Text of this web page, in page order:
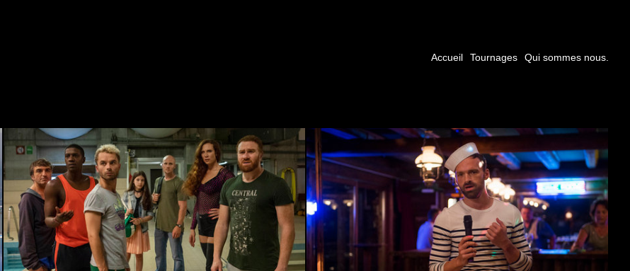
Accueil Tournages Qui sommes nous.